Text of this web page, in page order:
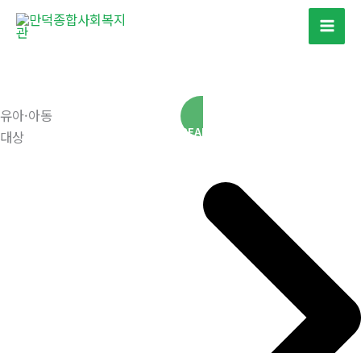
너
뛰
유아·아동
대상
READ MORE